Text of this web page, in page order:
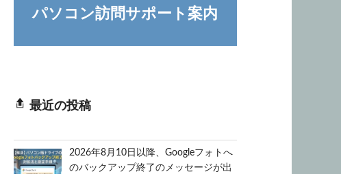
パソコン訪問サポート案内
最近の投稿
2026年8月10日以降、Googleフォトへ
のバックアップ終了のメッセージが出